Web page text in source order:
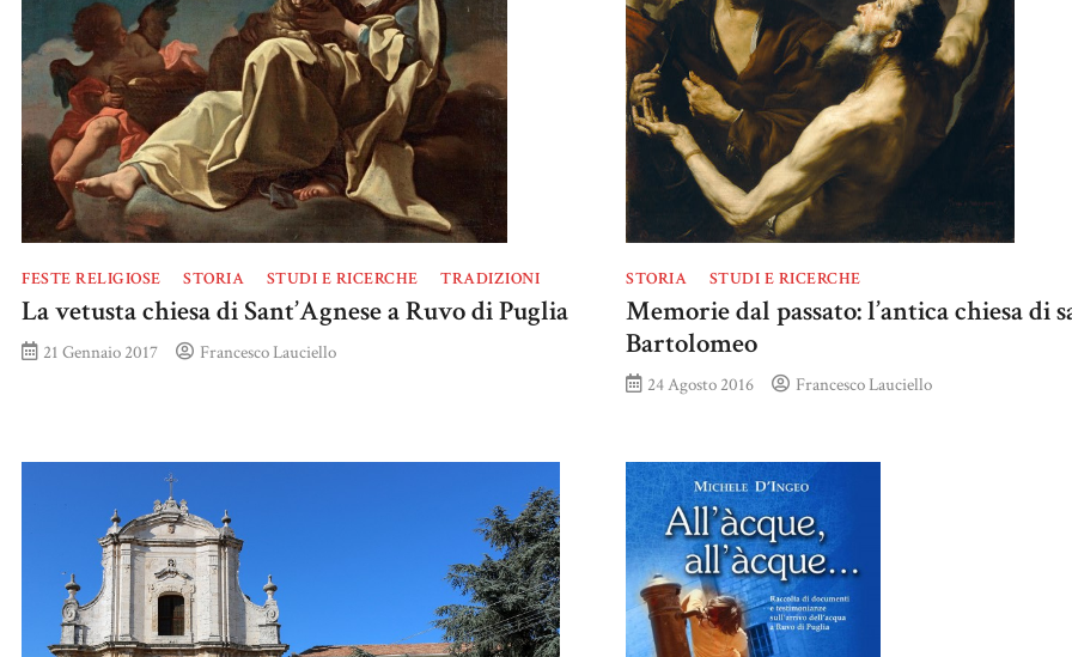
FESTE RELIGIOSE STORIA STUDI E RICERCHE TRADIZIONI
La vetusta chiesa di Sant’Agnese a Ruvo di Puglia
21 Gennaio 2017 Francesco Lauciello
STORIA STUDI E RICERCHE
Memorie dal passato: l’antica chiesa di
Bartolomeo
24 Agosto 2016 Francesco Lauciello